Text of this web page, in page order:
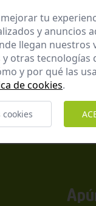
tu
y anuncios
llegan nuestros
otras tecnologías
y por qué las
de cookies.